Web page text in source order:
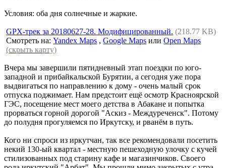
Условия: оба дня солнечные и жаркие.
GPX-трек за 20180627-28. Модифицированный. (218.77 KB)
Смотреть на:Yandex Maps ,Google Maps илиOpen Maps
(скрыть карту)
Вчера мы завершили пятидневный этап поездки по юго-
западной и прибайкальской Бурятии, а сегодня уже пора
выдвигаться по направлению к дому - очень малый срок
отпуска поджимает. Нам предстоит ещё осмотр Красноярской
ГЭС, посещение мест моего детства в Абакане и попытка
прорваться горной дорогой "Аскиз - Междуреченск". Потому
до полудня прогуляемся по Иркутску, и рванём в путь.
Кого ни спроси из иркутчан, так все рекомендовали посетить
некий 130-ый квартал - местную пешеходную улочку с кучей
стилизованных под старину кафе и магазинчиков. Своего